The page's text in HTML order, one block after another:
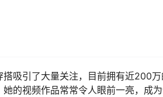
吸引了大量关注，目前拥有近200
的视频作品常常令人眼前一亮，成